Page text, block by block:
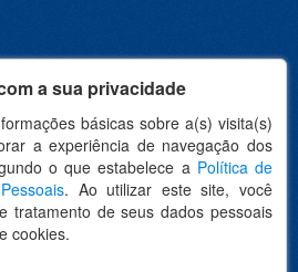
a sua privacidade
básicas sobre a(s) visita(s)
a experiência de navegação dos
o que estabelece a Política de
. Ao utilizar este site, você
tratamento de seus dados pessoais
cookies.